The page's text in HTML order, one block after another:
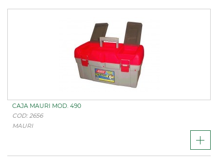
CAJA MAURI MOD. 490
COD: 2656
MAURI